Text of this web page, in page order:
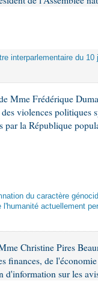
interparlementaire du
Mme Frédérique
violences politiques
par la République
du caractère
actuellement
Christine Pires
finances, de
d'information sur les